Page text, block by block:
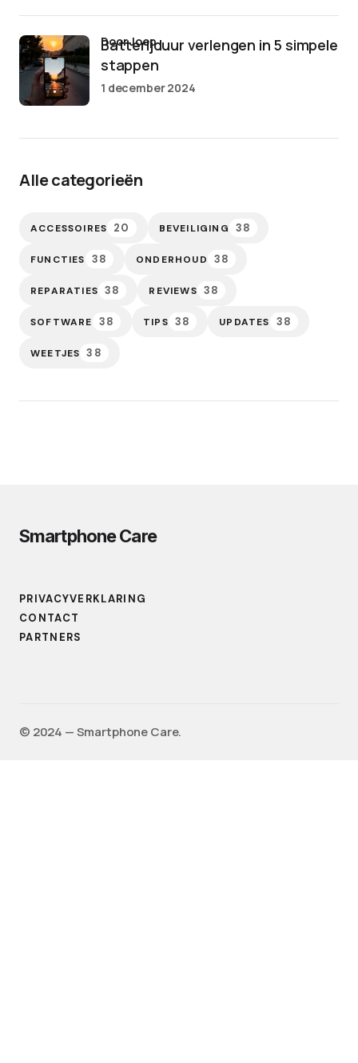
Batterijduur verlengen in 5 simpele
stappen
door Joep
1 december 2024
Alle categorieën
ACCESSOIRES 20 BEVEILIGING 38
FUNCTIES 38 ONDERHOUD 38
REPARATIES 38 REVIEWS 38
SOFTWARE 38 TIPS 38 UPDATES 38
WEETJES 38
Smartphone Care
PRIVACYVERKLARING
CONTACT
PARTNERS
©️ 2024 — Smartphone Care.